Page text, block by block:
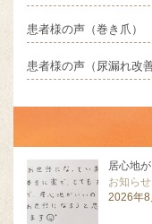
患者様の声（巻き爪）
患者様の声（尿漏れ改
居心地
お知らせ
2026年8